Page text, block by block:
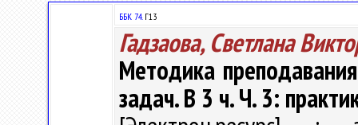
ББК 74.Г13
Гадзаова, Светлана
Методика
задач. В 3 ч. Ч. 3: